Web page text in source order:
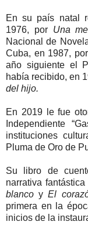
En su país natal
1976, por Una
Nacional de
Cuba, en 1987, por
año siguiente el
había recibido, en
del hijo.
En 2019 le fue
Independiente
instituciones
Pluma de Oro de
Su libro de
narrativa
blanco yEl
primera en la
inicios de la